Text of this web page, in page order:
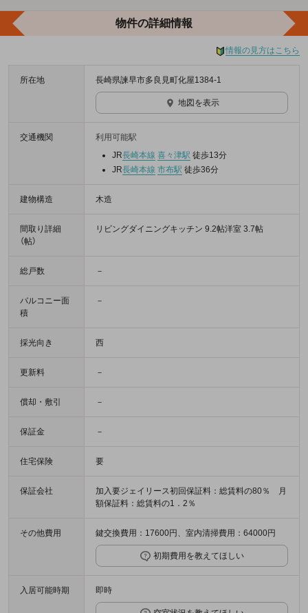
物件の詳細情報
情報の見方はこちら
所在地 長崎県諫早市多良見町化屋1384-1
地図を表示
交通機関
利用可能駅
JR長崎本線 喜々津駅 徒歩13分
JR長崎本線 市布駅 徒歩36分
建物構造 木造
間取り詳細
（帖）
リビングダイニングキッチン 9.2帖洋室 3.7帖
総戸数 －
バルコニー面
積
－
採光向き 西
更新料 －
償却・敷引 －
保証金 －
住宅保険 要
保証会社
加入要ジェイリース初回保証料：総賃料の80％ 月
額保証料：総賃料の1．2％
その他費用 鍵交換費用：17600円、室内清掃費用：64000円
初期費用を教えてほしい
入居可能時期 即時